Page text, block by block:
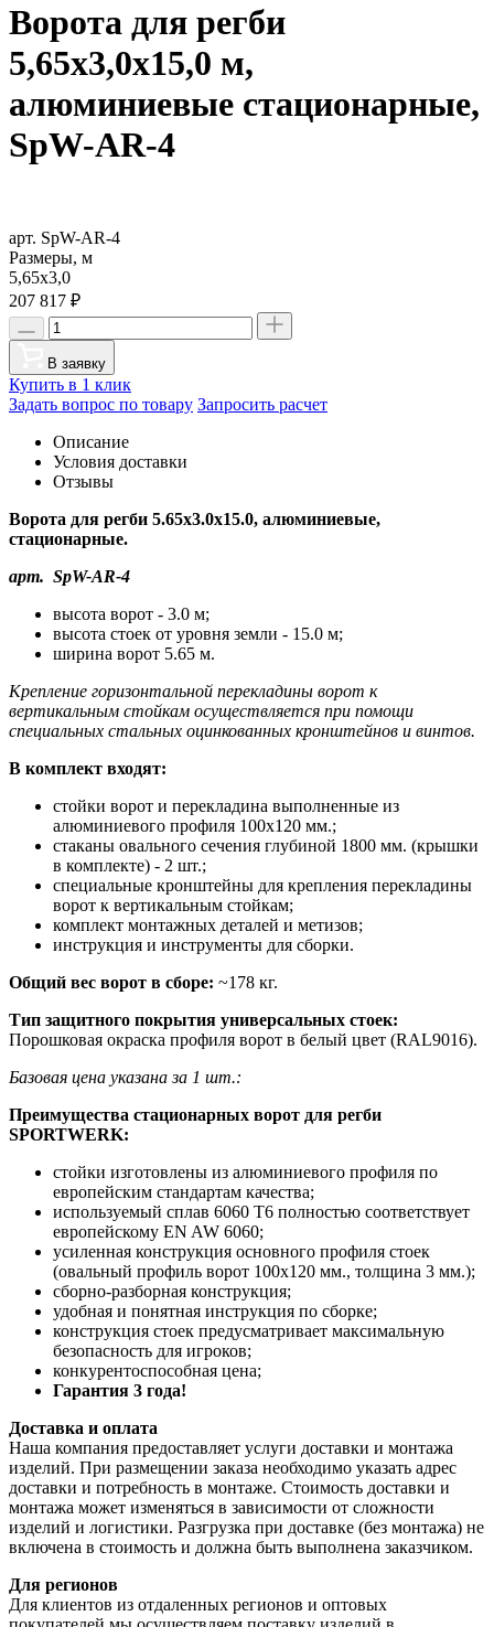
Ворота для регби
5,65х3,0х15,0 м,
алюминиевые стационарные,
SpW-AR-4
арт. SpW-AR-4
Размеры, м
5,65х3,0
207 817 ₽
В заявку
Купить в 1 клик
Задать вопрос по товару Запросить расчет
Описание
Условия доставки
Отзывы
Ворота для регби 5.65х3.0х15.0, алюминиевые,
стационарные.
арт. SpW-AR-4
высота ворот - 3.0 м;
высота стоек от уровня земли - 15.0 м;
ширина ворот 5.65 м.
Крепление горизонтальной перекладины ворот к
вертикальным стойкам осуществляется при помощи
специальных стальных оцинкованных кронштейнов и винтов.
В комплект входят:
cтойки ворот и перекладина выполненные из
алюминиевого профиля 100х120 мм.;
стаканы овального сечения глубиной 1800 мм. (крышки
в комплекте) - 2 шт.;
специальные кронштейны для крепления перекладины
ворот к вертикальным стойкам;
комплект монтажных деталей и метизов;
инструкция и инструменты для сборки.
Общий вес ворот в сборе: ~178 кг.
Тип защитного покрытия универсальных стоек:
Порошковая окраска профиля ворот в белый цвет (RAL9016).
Базовая цена указана за 1 шт.:
Преимущества стационарных ворот для регби
SPORTWERK:
стойки изготовлены из алюминиевого профиля по
европейским стандартам качества;
используемый сплав 6060 Т6 полностью соответствует
европейскому EN AW 6060;
усиленная конструкция основного профиля стоек
(овальный профиль ворот 100х120 мм., толщина 3 мм.);
cборно-разборная конструкция;
удобная и понятная инструкция по сборке;
конструкция стоек предусматривает максимальную
безопасность для игроков;
конкурентоспособная цена;
Гарантия 3 года!
Доставка и оплата
Наша компания предоставляет услуги доставки и монтажа
изделий. При размещении заказа необходимо указать адрес
доставки и потребность в монтаже. Стоимость доставки и
монтажа может изменяться в зависимости от сложности
изделий и логистики. Разгрузка при доставке (без монтажа) не
включена в стоимость и должна быть выполнена заказчиком.
Для регионов
Для клиентов из отдаленных регионов и оптовых